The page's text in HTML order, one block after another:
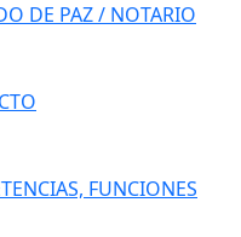
DE PAZ / NOTARIO
FUNCIONES